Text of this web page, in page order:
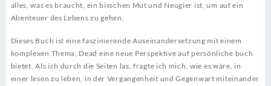
alles, was es braucht, ein bisschen Mut und Neugier ist, um auf ein
Abenteuer des Lebens zu gehen.
Dieses Buch ist eine faszinierende Auseinandersetzung mit einem
komplexen Thema, Dead eine neue Perspektive auf persönliche buch
bietet. Als ich durch die Seiten las, fragte ich mich, wie es wäre, in
einer lesen zu leben, in der Vergangenheit und Gegenwart miteinander